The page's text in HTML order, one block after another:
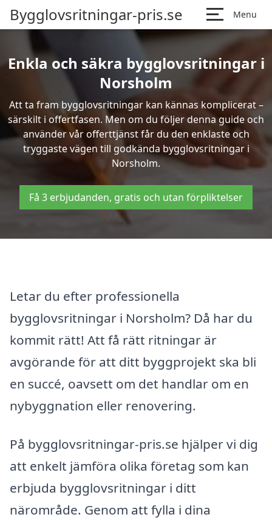
Bygglovsritningar-pris.se Menu
Enkla och säkra bygglovsritningar i
Norsholm
Att ta fram bygglovsritningar kan kännas komplicerat –
särskilt i offertfasen. Men om du följer denna guide och
använder vår offerttjänst får du den enklaste och
tryggaste vägen till godkända bygglovsritningar i
Norsholm.
Få 3 erbjudanden, gratis och utan förpliktelser
Letar du efter professionella
bygglovsritningar i Norsholm? Då har du
kommit rätt! Att få rätt ritningar är
avgörande för att ditt byggprojekt ska bli
en succé, oavsett om det handlar om en
nybyggnation eller renovering.
På bygglovsritningar-pris.se hjälper vi dig
att enkelt jämföra olika företag som kan
erbjuda bygglovsritningar i ditt
närområde. Genom att fylla i dina